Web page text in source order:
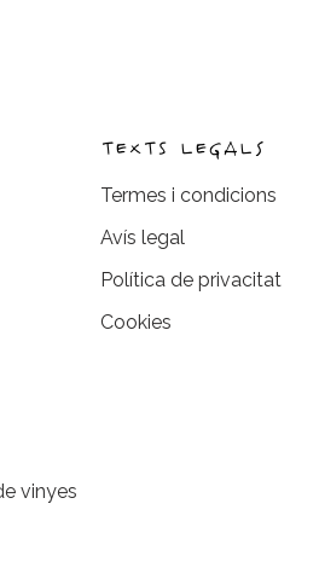
vinyes
TEXTS LEGALs
Termes i condicions
Avís legal
Política de privacitat
Cookies